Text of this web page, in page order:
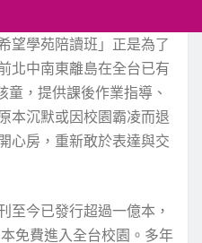
望學苑陪讀班」正是為了
北中南東離島在全台已有
，提供課後作業指導、
本沉默或因校園霸凌而退
心房，重新敢於表達與交
至今已發行超過一億本，
免費進入全台校園。多年